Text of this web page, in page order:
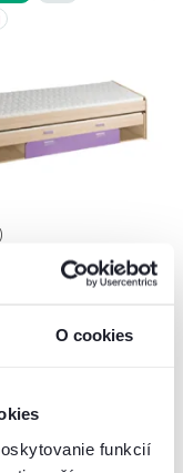
O cookies
funkcií
prísteľkou,
200x80, EGO L16
-48%
2 Farba - detailná